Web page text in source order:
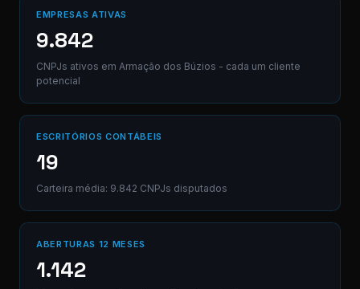
EMPRESAS ATIVAS
9.842
CNPJs ativos em Armação dos Búzios - cada um cliente
potencial
ESCRITÓRIOS CONTÁBEIS
19
Carteira média: 9.842 CNPJs disputados
ABERTURAS 12 MESES
1.142